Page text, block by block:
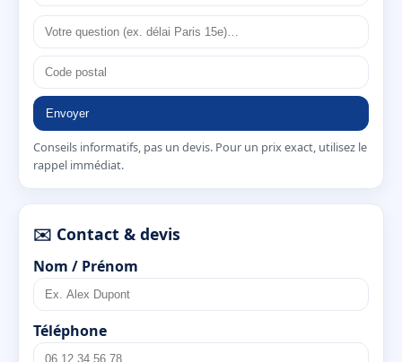
Envoyer
Conseils informatifs, pas un devis. Pour un prix exact, utilisez le
rappel immédiat.
✉️ Contact & devis
Nom / Prénom
Téléphone